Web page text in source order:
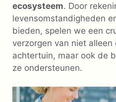
ecosysteem. Door
levensomstandigheden
bieden, spelen we een
verzorgen van niet
achtertuin, maar ook de
ze ondersteunen.